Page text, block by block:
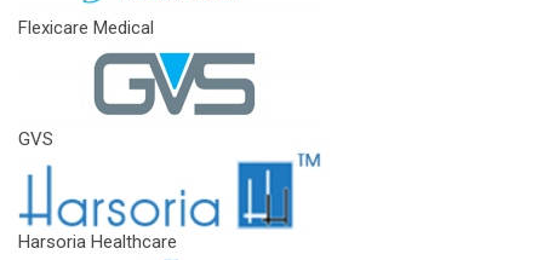
Flexicare Medical
GVS
Harsoria Healthcare